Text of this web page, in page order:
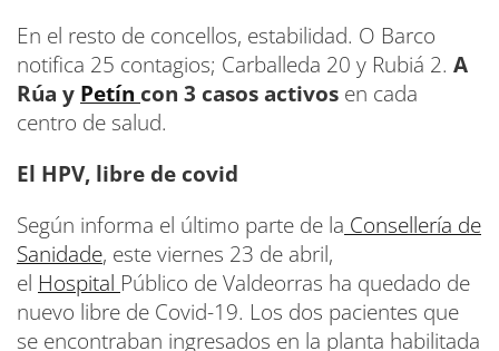
En el resto de concellos, estabilidad. O Barco
notifica 25 contagios; Carballeda 20 y Rubiá 2. A
Rúa y Petín con 3 casos activos en cada
centro de salud.
El HPV, libre de covid
Según informa el último parte de la Consellería de
Sanidade, este viernes 23 de abril,
el Hospital Público de Valdeorras ha quedado de
nuevo libre de Covid-19. Los dos pacientes que
se encontraban ingresados en la planta habilitada